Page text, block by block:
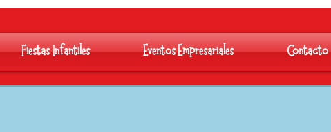
Fiestas Infantiles Eventos Empresariales Contacto